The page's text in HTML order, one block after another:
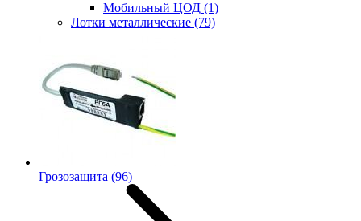
Мобильный ЦОД (1)
Лотки металлические (79)
Грозозащита (96)